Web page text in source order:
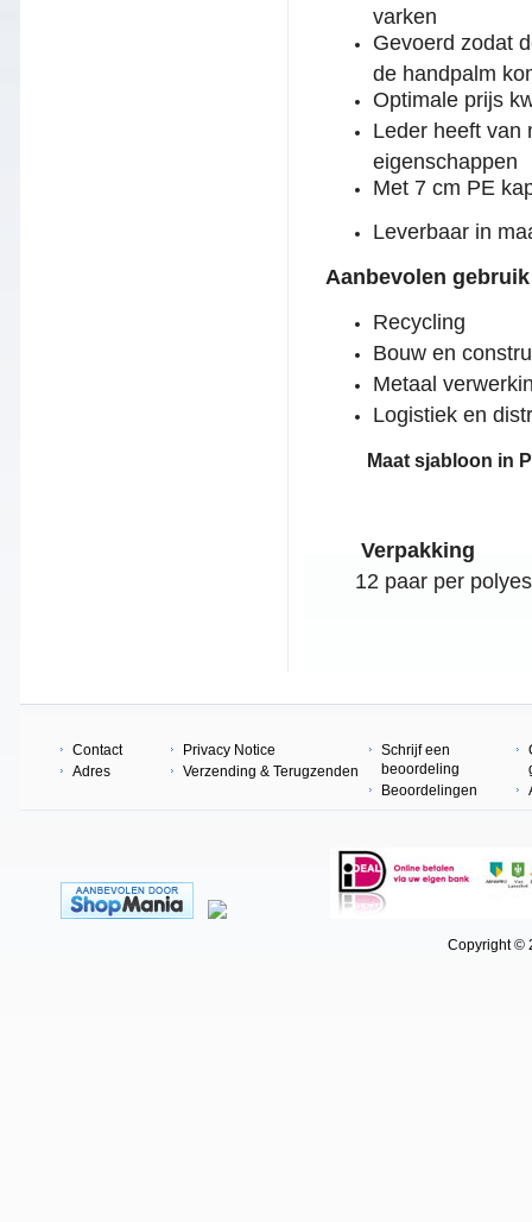
varken
Gevoerd zodat
de handpalm
Optimale prijs
Leder heeft van
eigenschappen
Met 7 cm PE
Leverbaar in
Aanbevolen
Recycling
Bouw en
Metaal
Logistiek en
Maat sjabloon in
Verpakking
12 paar per
Contact
Adres
Privacy Notice
Verzending & Terugzenden
Schrijf een
beoordeling
Beoordelingen
Copyright ©